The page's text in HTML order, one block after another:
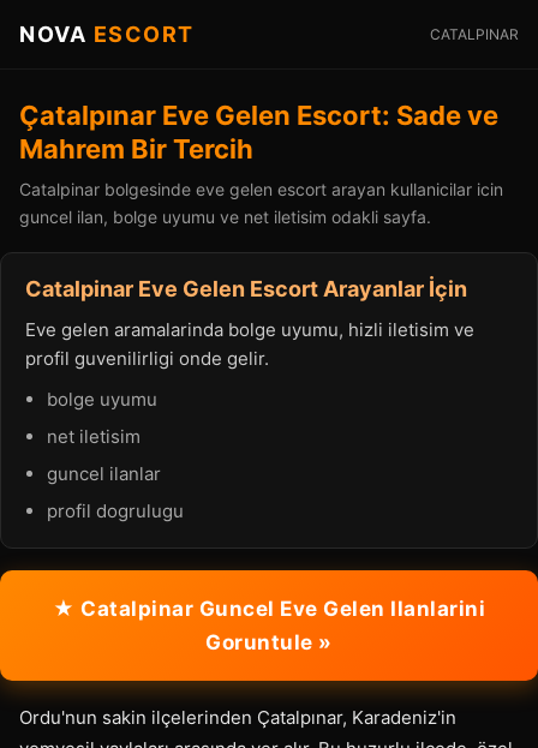
NOVA ESCORT CATALPINAR
Çatalpınar Eve Gelen Escort: Sade ve
Mahrem Bir Tercih
Catalpinar bolgesinde eve gelen escort arayan kullanicilar icin
guncel ilan, bolge uyumu ve net iletisim odakli sayfa.
Catalpinar Eve Gelen Escort Arayanlar İçin
Eve gelen aramalarinda bolge uyumu, hizli iletisim ve
profil guvenilirligi onde gelir.
bolge uyumu
net iletisim
guncel ilanlar
profil dogrulugu
★ Catalpinar Guncel Eve Gelen Ilanlarini
Goruntule »
Ordu'nun sakin ilçelerinden Çatalpınar, Karadeniz'in